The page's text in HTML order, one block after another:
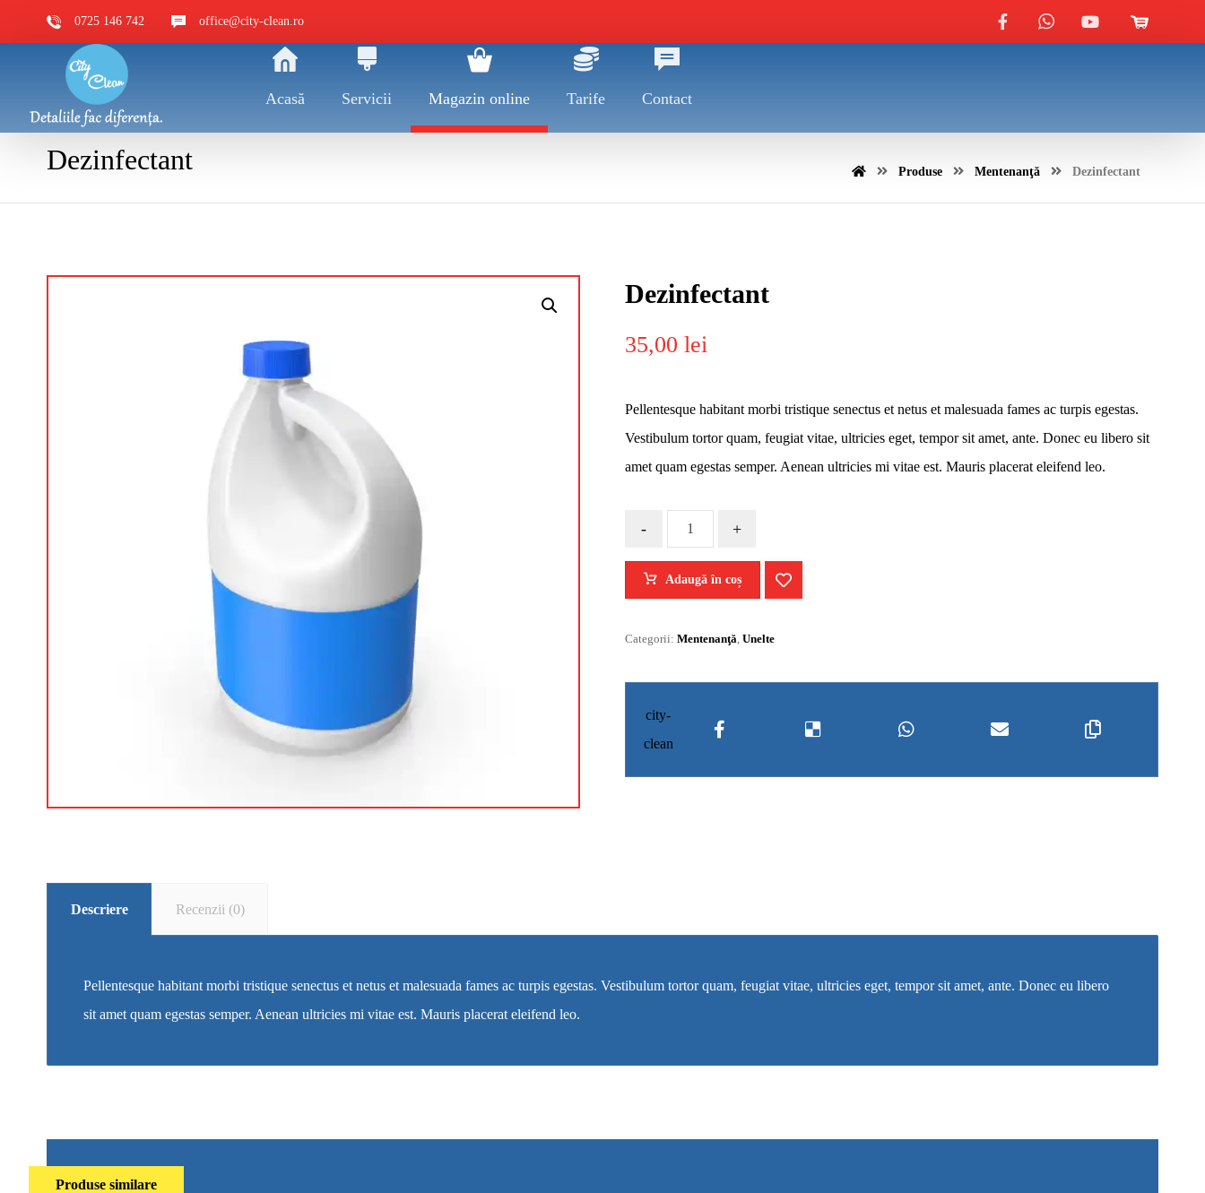
0725 146 742 office@city-clean.ro
Acasă Servicii Magazin online Tarife Contact
Dezinfectant Produse Mentenanţă Dezinfectant
Dezinfectant
35,00 lei
Pellentesque habitant morbi tristique senectus et netus et malesuada fames ac turpis egestas.
Vestibulum tortor quam, feugiat vitae, ultricies eget, tempor sit amet, ante. Donec eu libero sit
amet quam egestas semper. Aenean ultricies mi vitae est. Mauris placerat eleifend leo.
- +
Adaugă în coș
Categorii: Mentenanţă, Unelte
Descriere Recenzii (0)
Pellentesque habitant morbi tristique senectus et netus et malesuada fames ac turpis egestas. Vestibulum tortor quam, feugiat vitae, ultricies eget, tempor sit amet, ante. Donec eu libero
sit amet quam egestas semper. Aenean ultricies mi vitae est. Mauris placerat eleifend leo.
Produse similare